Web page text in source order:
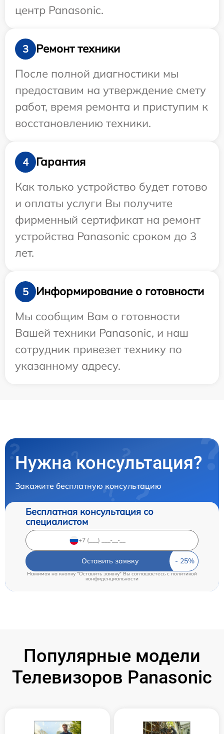
центр Panasonic.
3
Ремонт техники
После полной диагностики мы
предоставим на утверждение смету
работ, время ремонта и приступим к
восстановлению техники.
4
Гарантия
Как только устройство будет готово
и оплаты услуги Вы получите
фирменный сертификат на ремонт
устройства Panasonic сроком до 3
лет.
5
Информирование о готовности
Мы сообщим Вам о готовности
Вашей техники Panasonic, и наш
сотрудник привезет технику по
указанному адресу.
Нужна консультация?
Закажите бесплатную консультацию
Бесплатная консультация со
специалистом
Оставить заявку
Нажимая на кнопку "Оставить заявку" Вы соглашаетесь cполитикой
конфиденциальности
Популярные модели
Телевизоров Panasonic